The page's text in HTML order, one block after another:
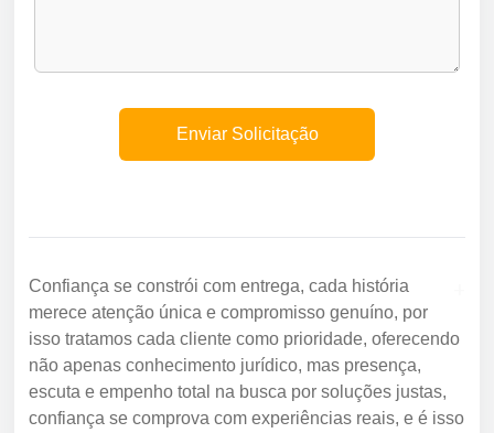
Confiança se constrói com entrega, cada história
merece atenção única e compromisso genuíno, por
isso tratamos cada cliente como prioridade, oferecendo
não apenas conhecimento jurídico, mas presença,
escuta e empenho total na busca por soluções justas,
confiança se comprova com experiências reais, e é isso